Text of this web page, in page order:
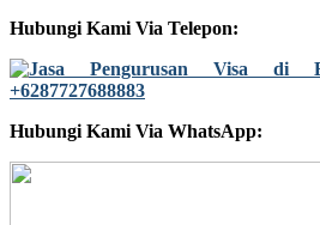
Hubungi Kami Via Telepon:
Hubungi Kami Via WhatsApp: